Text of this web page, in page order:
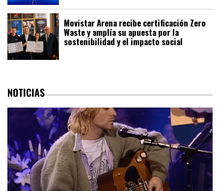
Movistar Arena recibe certificación Zero
Waste y amplía su apuesta por la
sostenibilidad y el impacto social
NOTICIAS